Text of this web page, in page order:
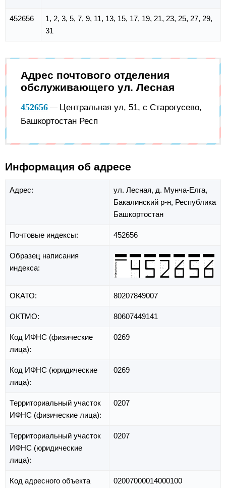
452656
1, 2, 3, 5, 7, 9, 11, 13, 15, 17, 19, 21, 23, 25, 27, 29,
31
Адрес почтового отделения
обслуживающего ул. Лесная
452656 — Центральная ул, 51, с Старогусево,
Башкортостан Респ
Информация об адресе
Адрес: ул. Лесная, д. Мунча-Елга,
Бакалинский р-н, Республика
Башкортостан
Почтовые индексы: 452656
Образец написания
индекса:
ОКАТО: 80207849007
ОКТМО: 80607449141
Код ИФНС (физические
лица):
0269
Код ИФНС (юридические
лица):
0269
Территориальный участок
ИФНС (физические лица):
0207
Территориальный участок
ИФНС (юридические
лица):
0207
Код адресного объекта
02007000014000100